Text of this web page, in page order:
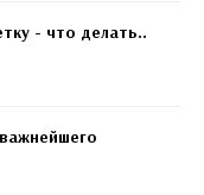
- что делать..